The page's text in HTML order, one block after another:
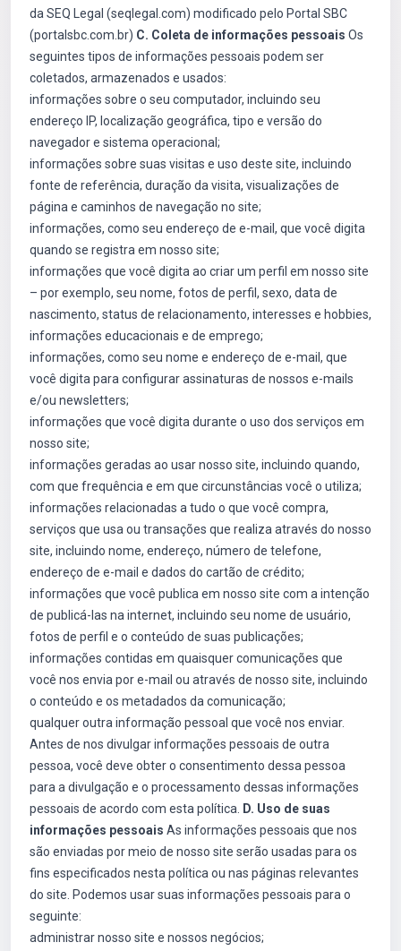
da SEQ Legal (seqlegal.com) modificado pelo Portal SBC
(portalsbc.com.br) C. Coleta de informações pessoais Os
seguintes tipos de informações pessoais podem ser
coletados, armazenados e usados:
informações sobre o seu computador, incluindo seu
endereço IP, localização geográfica, tipo e versão do
navegador e sistema operacional;
informações sobre suas visitas e uso deste site, incluindo
fonte de referência, duração da visita, visualizações de
página e caminhos de navegação no site;
informações, como seu endereço de e-mail, que você digita
quando se registra em nosso site;
informações que você digita ao criar um perfil em nosso site
– por exemplo, seu nome, fotos de perfil, sexo, data de
nascimento, status de relacionamento, interesses e hobbies,
informações educacionais e de emprego;
informações, como seu nome e endereço de e-mail, que
você digita para configurar assinaturas de nossos e-mails
e/ou newsletters;
informações que você digita durante o uso dos serviços em
nosso site;
informações geradas ao usar nosso site, incluindo quando,
com que frequência e em que circunstâncias você o utiliza;
informações relacionadas a tudo o que você compra,
serviços que usa ou transações que realiza através do nosso
site, incluindo nome, endereço, número de telefone,
endereço de e-mail e dados do cartão de crédito;
informações que você publica em nosso site com a intenção
de publicá-las na internet, incluindo seu nome de usuário,
fotos de perfil e o conteúdo de suas publicações;
informações contidas em quaisquer comunicações que
você nos envia por e-mail ou através de nosso site, incluindo
o conteúdo e os metadados da comunicação;
qualquer outra informação pessoal que você nos enviar.
Antes de nos divulgar informações pessoais de outra
pessoa, você deve obter o consentimento dessa pessoa
para a divulgação e o processamento dessas informações
pessoais de acordo com esta política.
D. Uso de suas
informações pessoais As informações pessoais que nos
são enviadas por meio de nosso site serão usadas para os
fins especificados nesta política ou nas páginas relevantes
do site. Podemos usar suas informações pessoais para o
seguinte:
administrar nosso site e nossos negócios;